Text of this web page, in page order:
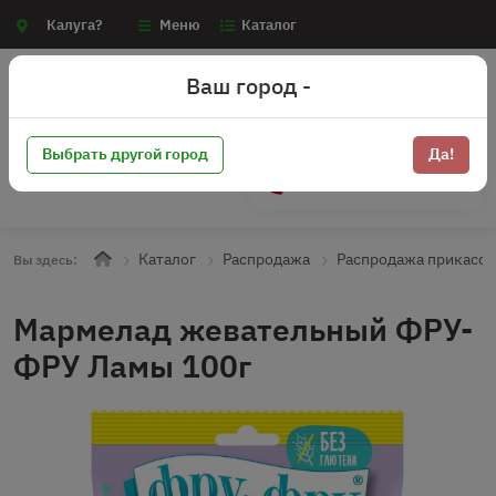
Калуга? Меню Каталог
Вы здесь: Каталог Распродажа Распродажа прикасса
Мармелад жевательный ФРУ-
ФРУ Ламы 100г
Ваш город -
Выбрать другой город Да!